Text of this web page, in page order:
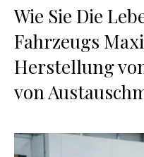
Wie Sie Die
Fahrzeugs
Herstellung
von